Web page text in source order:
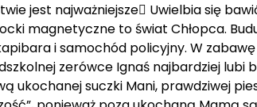
jest najważniejsze Uwielbia się
magnetyczne to świat Chłopca.
i samochód policyjny. W
zerówce Ignaś najbardziej
ukochanej suczki Mani, prawdziwej